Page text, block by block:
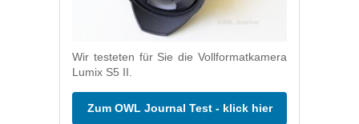
Wir testeten für Sie die Vollformatkamera
Lumix S5 II.
Zum OWL Journal Test - klick hier